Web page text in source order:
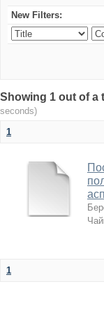
New Filters:
Showing 1 out of a
seconds)
1
1